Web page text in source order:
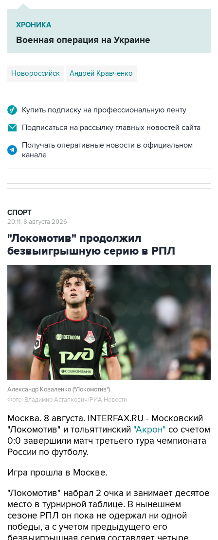
ХРОНИКА
Военная операция на Украине
Новороссийск Андрей Кравченко
Купить подписку на профессиональную ленту
Подписаться на рассылку главных новостей сайта
Получать оперативные новости в официальном
канале
СПОРТ
20:11, 8 августа 2026
"Локомотив" продолжил
безвыигрышную серию в РПЛ
Александр Коваленко ("Локомотив")
Фото: Владимир Астапкович/РИА Новости
Москва. 8 августа. INTERFAX.RU - Московский
"Локомотив" и тольяттинский "Акрон" со счетом
0:0 завершили матч третьего тура чемпионата
России по футболу.
Игра прошла в Москве.
"Локомотив" набрал 2 очка и занимает десятое
место в турнирной таблице. В нынешнем
сезоне РПЛ он пока не одержал ни одной
победы, а с учетом предыдущего его